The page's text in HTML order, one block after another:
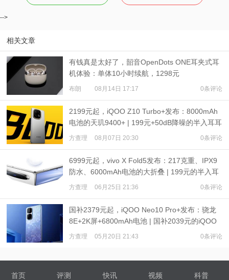
-->
相关文章
有钱真是太好了，韶音OpenDots ONE耳夹式耳
机体验：单体10小时续航，1298元
布朗 08月14日 17:17 0条评论
2199元起，iQOO Z10 Turbo+发布：8000mAh
电池的天玑9400+ | 199元+50dB降噪的半入耳耳
机发布
方查理 08月07日 20:30 0条评论
6999元起，vivo X Fold5发布：217克重、IPX9
防水、6000mAh电池的大折叠 | 199元的半入耳
降噪耳机
方查理 06月25日 21:36 0条评论
国补2379元起，iQOO Neo10 Pro+发布：骁龙
8E+2K屏+6800mAh电池 | 国补2039元的iQOO
Pad5系列发布
方查理 05月20日 21:43 0条评论
首页 评测 快讯 视频 科普